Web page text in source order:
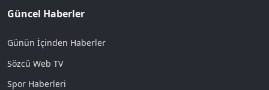
Güncel Haberler
Günün İçinden Haberler
Sözcü Web TV
Spor Haberleri